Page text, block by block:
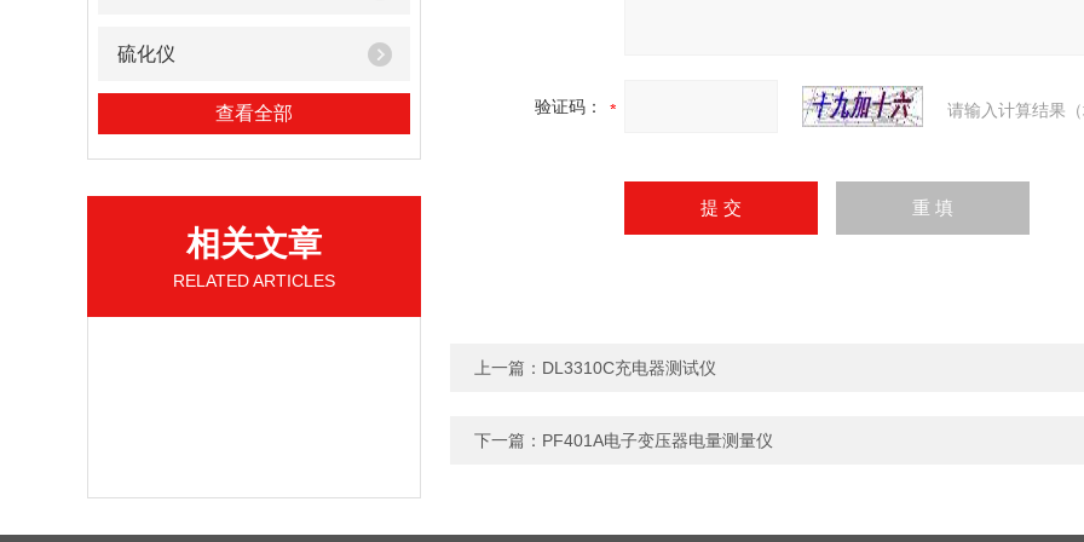
硫化仪
查看全部
相关文章
RELATED ARTICLES
验证码： 请输入计算结果
上一篇： DL3310C充电器测试仪
下一篇： PF401A电子变压器电量测量仪